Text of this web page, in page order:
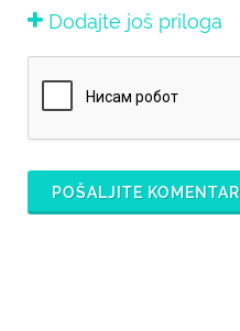
Dodajte još priloga
POŠALJITE KOMENTAR